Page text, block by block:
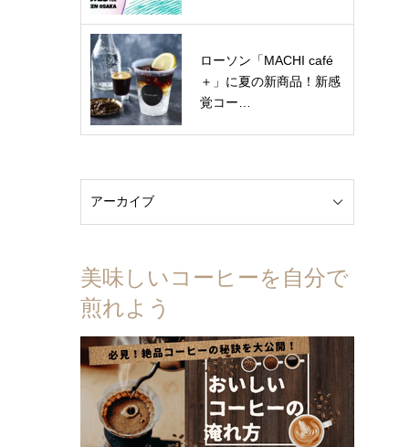
ローソン「MACHI café
＋」に夏の新商品！新感
覚コー…
美味しいコーヒーを自分で
煎れよう